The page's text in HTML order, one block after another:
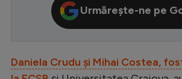
LaLiga
Bundesliga
Urmărește-ne pe
Daniela Crudu și Mihai Costea,